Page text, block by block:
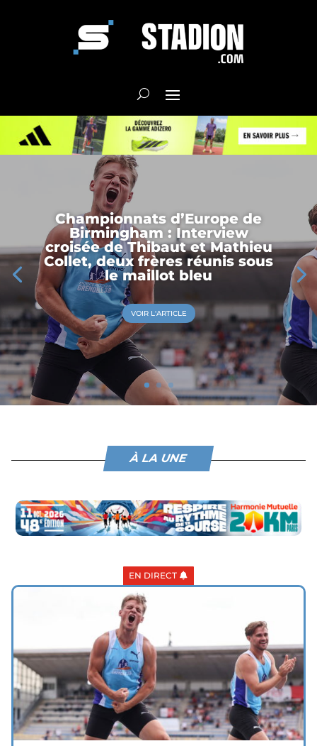
Championnats d’Europe de
Birmingham : Interview
croisée de Thibaut et Mathieu
Collet, deux frères réunis sous
le maillot bleu
VOIR L'ARTICLE
À LA UNE
EN DIRECT